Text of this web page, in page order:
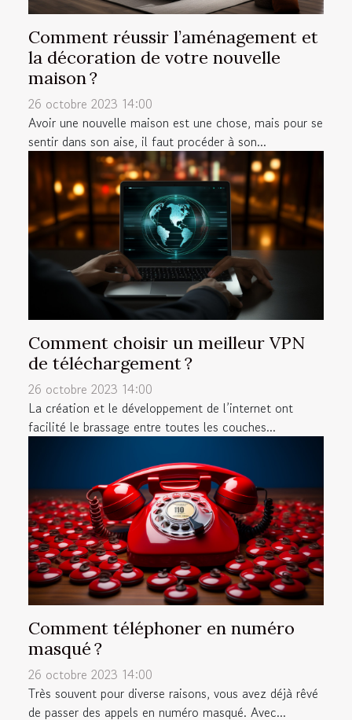
Comment réussir l’aménagement et
la décoration de votre nouvelle
maison ?
26 octobre 2023 14:00
Avoir une nouvelle maison est une chose, mais pour se
sentir dans son aise, il faut procéder à son...
Comment choisir un meilleur VPN
de téléchargement ?
26 octobre 2023 14:00
La création et le développement de l’internet ont
facilité le brassage entre toutes les couches...
Comment téléphoner en numéro
masqué ?
26 octobre 2023 14:00
Très souvent pour diverse raisons, vous avez déjà rêvé
de passer des appels en numéro masqué. Avec...